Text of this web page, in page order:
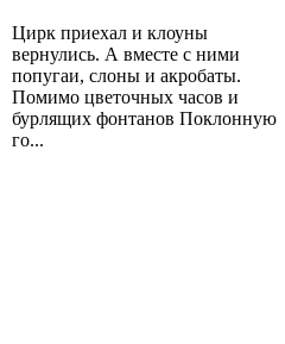
Цирк приехал и клоуны
вернулись. А вместе с ними
попугаи, слоны и акробаты.
Помимо цветочных часов и
бурлящих фонтанов Поклонную
го...